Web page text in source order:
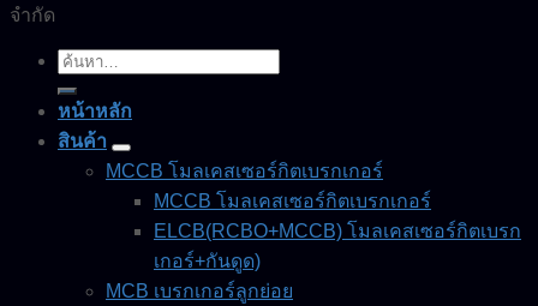
จำกัด
ค้นหา:
หน้าหลัก
สินค้า
MCCB โมลเคสเซอร์กิตเบรกเกอร์
MCCB โมลเคสเซอร์กิตเบรกเกอร์
ELCB(RCBO+MCCB) โมลเคสเซอร์กิตเบรก
เกอร์+กันดูด)
MCB เบรกเกอร์ลูกย่อย